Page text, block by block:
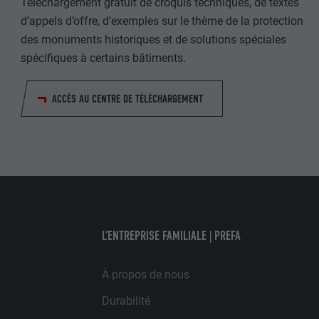
Téléchargement gratuit de croquis techniques, de textes
d’appels d’offre, d’exemples sur le thème de la protection
des monuments historiques et de solutions spéciales
spécifiques à certains bâtiments.
ACCÈS AU CENTRE DE TÉLÉCHARGEMENT
L’ENTREPRISE FAMILIALE | PREFA
À propos de nous
Durabilité
UTILITÉ
NOM
EXPIRATION